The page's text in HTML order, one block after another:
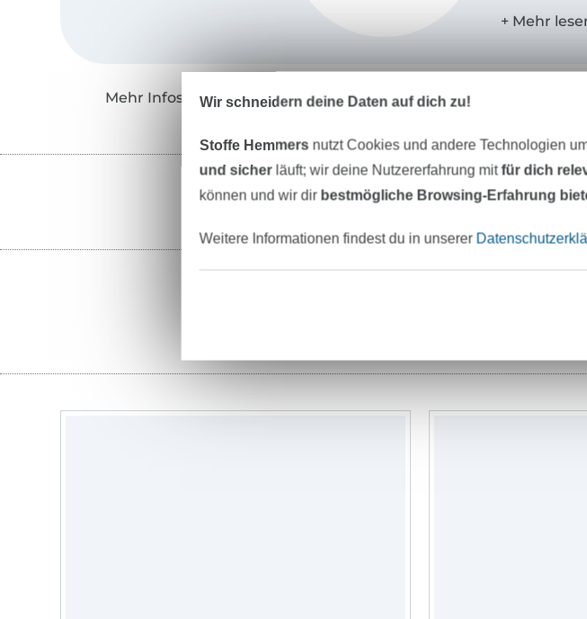
Unsere
und
Lässigkeit.
und nicht
werden
kein
dass die
Mehr Infos zu "Lotte & Ludwig"
Unser Tipp:
Wir schneidern deine Daten auf dich zu!
Stoffe Hemmers nutzt Cookies und andere Technologien
und sicherläuft; wir deine Nutzererfahrung mitfür dich
können und wir dir bestmögliche Browsing-Erfahrung
Weitere Informationen findest du in unserer